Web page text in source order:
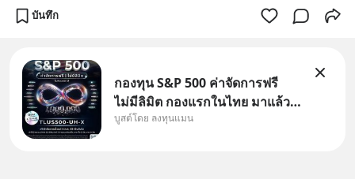
บันทึก
กองทุน S&P 500 ค่าจัดการฟรี
ไม่มีลิมิต กองแรกในไทย มาแล้ว..
กองทุนที่ออกแบบมาเพื่อแก้ Pain
บูสต์โดย ลงทุนแมน